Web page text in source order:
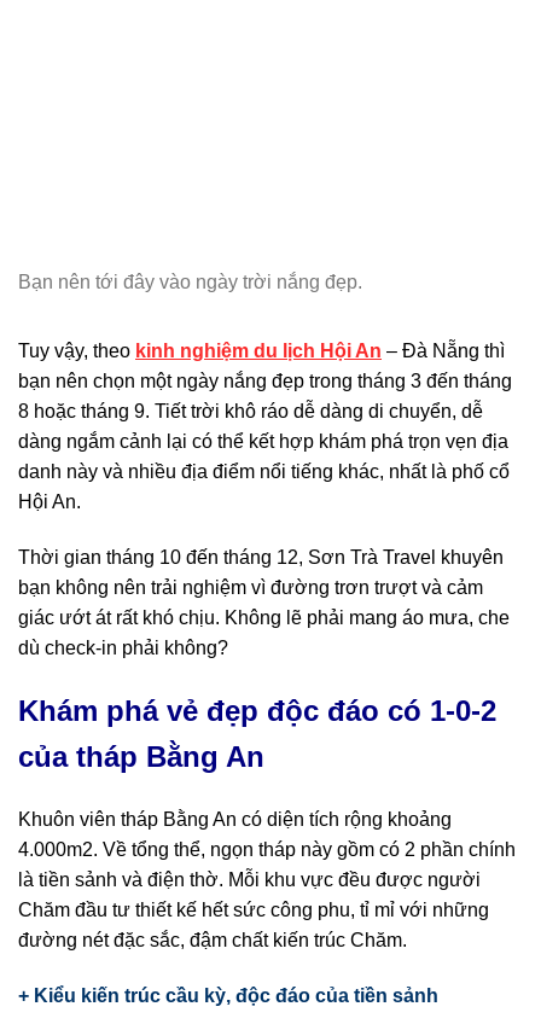
Bạn nên tới đây vào ngày trời nắng đẹp.
Tuy vậy, theo kinh nghiệm du lịch Hội An – Đà Nẵng thì
bạn nên chọn một ngày nắng đẹp trong tháng 3 đến tháng
8 hoặc tháng 9. Tiết trời khô ráo dễ dàng di chuyển, dễ
dàng ngắm cảnh lại có thể kết hợp khám phá trọn vẹn địa
danh này và nhiều địa điểm nổi tiếng khác, nhất là phố cổ
Hội An.
Thời gian tháng 10 đến tháng 12, Sơn Trà Travel khuyên
bạn không nên trải nghiệm vì đường trơn trượt và cảm
giác ướt át rất khó chịu. Không lẽ phải mang áo mưa, che
dù check-in phải không?
Khám phá vẻ đẹp độc đáo có 1-0-2
của tháp Bằng An
Khuôn viên tháp Bằng An có diện tích rộng khoảng
4.000m2. Về tổng thể, ngọn tháp này gồm có 2 phần chính
là tiền sảnh và điện thờ. Mỗi khu vực đều được người
Chăm đầu tư thiết kế hết sức công phu, tỉ mỉ với những
đường nét đặc sắc, đậm chất kiến trúc Chăm.
+ Kiểu kiến trúc cầu kỳ, độc đáo của tiền sảnh